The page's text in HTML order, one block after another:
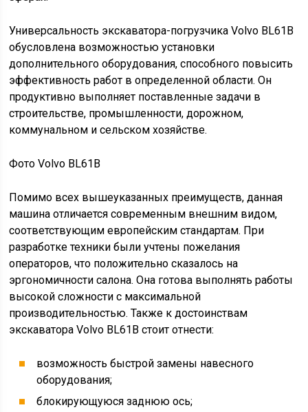
Универсальность экскаватора-погрузчика Volvo BL61B
обусловлена возможностью установки
дополнительного оборудования, способного повысить
эффективность работ в определенной области. Он
продуктивно выполняет поставленные задачи в
строительстве, промышленности, дорожном,
коммунальном и сельском хозяйстве.
Фото Volvo BL61B
Помимо всех вышеуказанных преимуществ, данная
машина отличается современным внешним видом,
соответствующим европейским стандартам. При
разработке техники были учтены пожелания
операторов, что положительно сказалось на
эргономичности салона. Она готова выполнять работы
высокой сложности с максимальной
производительностью. Также к достоинствам
экскаватора Volvo BL61B стоит отнести:
возможность быстрой замены навесного
оборудования;
блокирующуюся заднюю ось;